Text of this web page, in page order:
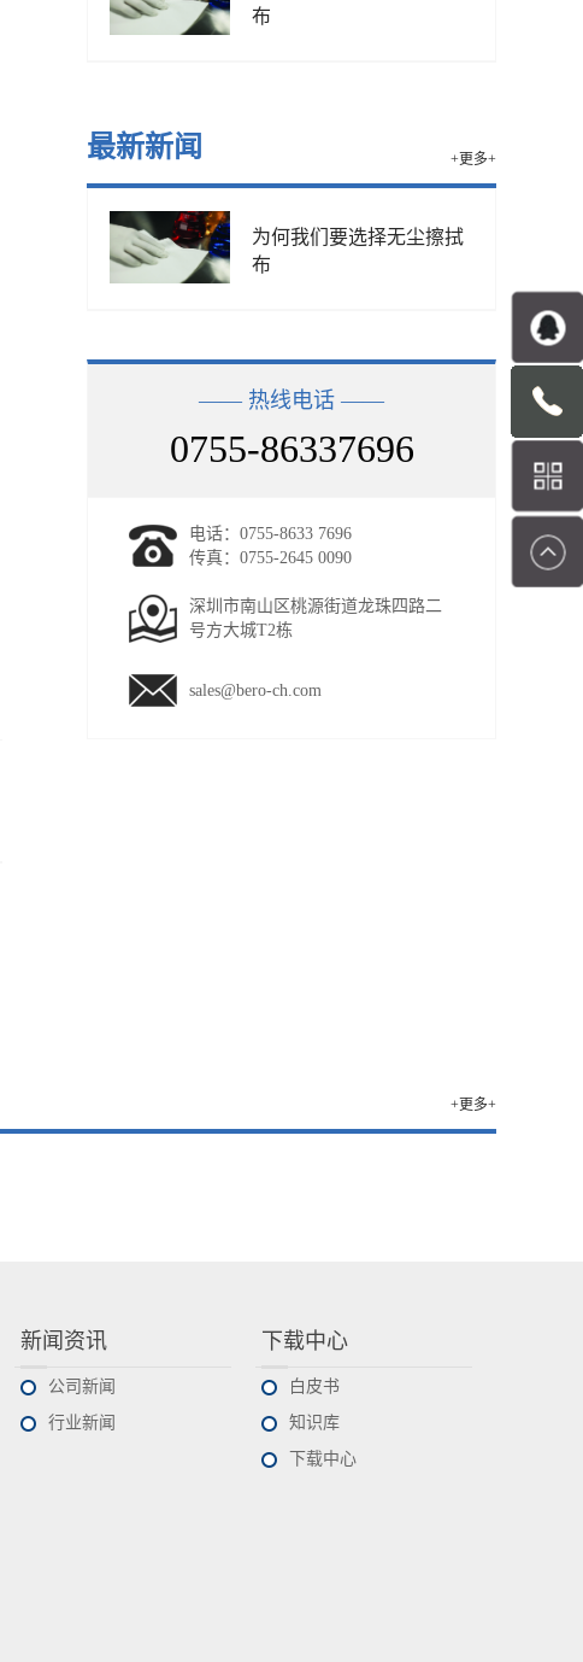
布
最新新闻 +更多+
为何我们要选择无尘擦拭
布
—— 热线电话 ——
0755-86337696
电话：0755-8633 7696
传真：0755-2645 0090
深圳市南山区桃源街道龙珠四路二
号方大城T2栋
sales@bero-ch.com
+更多+
新闻资讯
公司新闻
行业新闻
下载中心
白皮书
知识库
下载中心